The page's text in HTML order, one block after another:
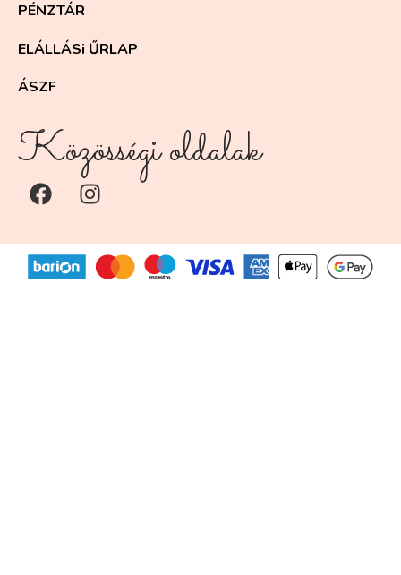
PÉNZTÁR
ELÁLLÁSi ŰRLAP
ÁSZF
Közösségi oldalak